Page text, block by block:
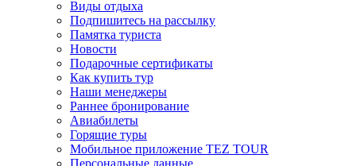
Виды отдыха
Подпишитесь на рассылку
Памятка туриста
Новости
Подарочные сертификаты
Как купить тур
Наши менеджеры
Раннее бронирование
Авиабилеты
Горящие туры
Мобильное приложение TEZ TOUR
Персональные данные